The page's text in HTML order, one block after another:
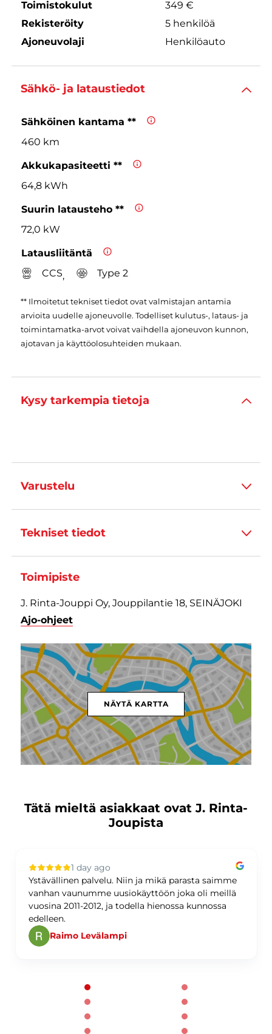
Toimistokulut
349 €
Rekisteröity
5 henkilöä
Ajoneuvolaji
Henkilöauto
Sähkö- ja lataustiedot
Sähköinen kantama **
460 km
Akkukapasiteetti **
64,8 kWh
Suurin latausteho **
72,0 kW
Latausliitäntä
CCS, Type 2
** Ilmoitetut tekniset tiedot ovat valmistajan antamia
arvioita uudelle ajoneuvolle. Todelliset kulutus-, lataus- ja
toimintamatka-arvot voivat vaihdella ajoneuvon kunnon,
ajotavan ja käyttöolosuhteiden mukaan.
Kysy tarkempia tietoja
Varustelu
Tekniset tiedot
Toimipiste
J. Rinta-Jouppi Oy, Jouppilantie 18, SEINÄJOKI
Ajo-ohjeet
NÄYTÄ KARTTA
Tätä mieltä asiakkaat ovat J. Rinta-
Joupista
1 day ago
Ystävällinen palvelu. Niin ja mikä parasta saimme
vanhan vaunumme uusiokäyttöön joka oli meillä
vuosina 2011-2012, ja todella hienossa kunnossa
edelleen.
Raimo Levälampi